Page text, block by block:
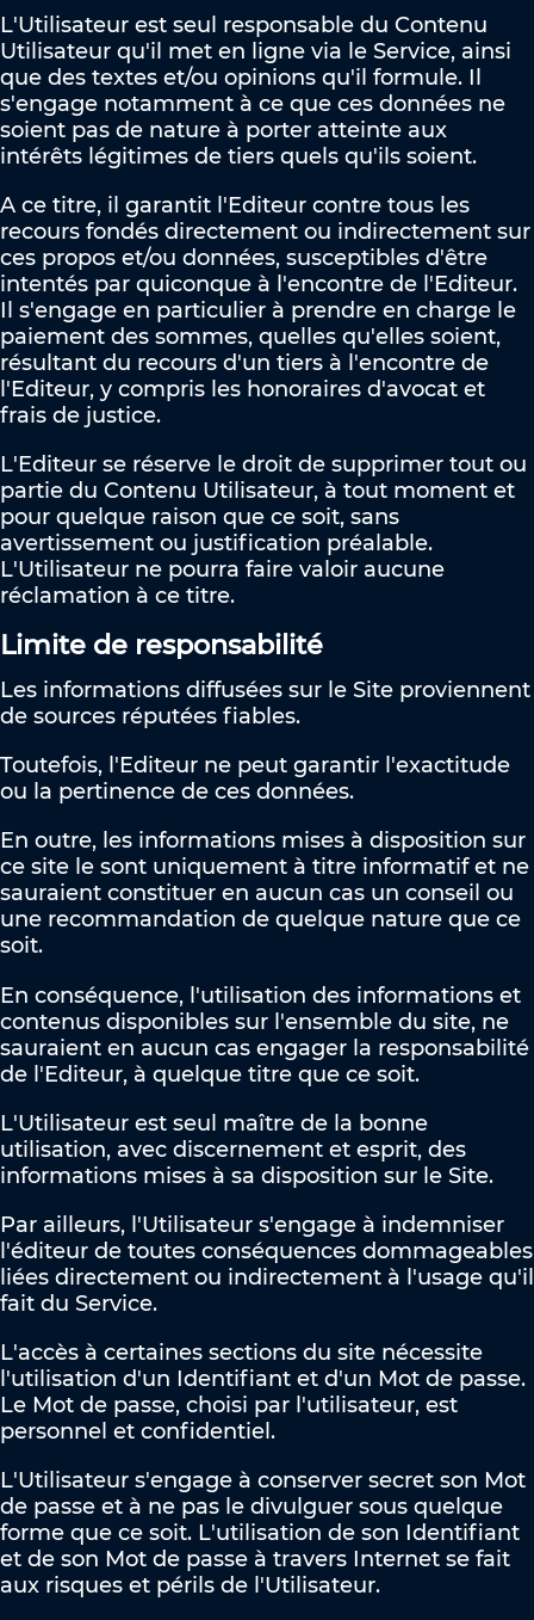
L'Utilisateur est seul responsable du Contenu
Utilisateur qu'il met en ligne via le Service, ainsi
que des textes et/ou opinions qu'il formule. Il
s'engage notamment à ce que ces données ne
soient pas de nature à porter atteinte aux
intérêts légitimes de tiers quels qu'ils soient.
A ce titre, il garantit l'Editeur contre tous les
recours fondés directement ou indirectement sur
ces propos et/ou données, susceptibles d'être
intentés par quiconque à l'encontre de l'Editeur.
Il s'engage en particulier à prendre en charge le
paiement des sommes, quelles qu'elles soient,
résultant du recours d'un tiers à l'encontre de
l'Editeur, y compris les honoraires d'avocat et
frais de justice.
L'Editeur se réserve le droit de supprimer tout ou
partie du Contenu Utilisateur, à tout moment et
pour quelque raison que ce soit, sans
avertissement ou justification préalable.
L'Utilisateur ne pourra faire valoir aucune
réclamation à ce titre.
Limite de responsabilité
Les informations diffusées sur le Site proviennent
de sources réputées fiables.
Toutefois, l'Editeur ne peut garantir l'exactitude
ou la pertinence de ces données.
En outre, les informations mises à disposition sur
ce site le sont uniquement à titre informatif et ne
sauraient constituer en aucun cas un conseil ou
une recommandation de quelque nature que ce
soit.
En conséquence, l'utilisation des informations et
contenus disponibles sur l'ensemble du site, ne
sauraient en aucun cas engager la responsabilité
de l'Editeur, à quelque titre que ce soit.
L'Utilisateur est seul maître de la bonne
utilisation, avec discernement et esprit, des
informations mises à sa disposition sur le Site.
Par ailleurs, l'Utilisateur s'engage à indemniser
l'éditeur de toutes conséquences dommageables
liées directement ou indirectement à l'usage qu'il
fait du Service.
L'accès à certaines sections du site nécessite
l'utilisation d'un Identifiant et d'un Mot de passe.
Le Mot de passe, choisi par l'utilisateur, est
personnel et confidentiel.
L'Utilisateur s'engage à conserver secret son Mot
de passe et à ne pas le divulguer sous quelque
forme que ce soit. L'utilisation de son Identifiant
et de son Mot de passe à travers Internet se fait
aux risques et périls de l'Utilisateur.